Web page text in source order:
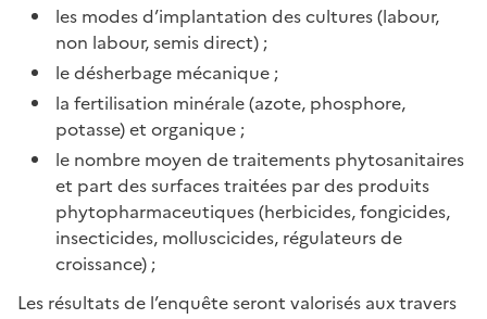
les modes d’implantation des cultures (labour,
non labour, semis direct) ;
le désherbage mécanique ;
la fertilisation minérale (azote, phosphore,
potasse) et organique ;
le nombre moyen de traitements phytosanitaires
et part des surfaces traitées par des produits
phytopharmaceutiques (herbicides, fongicides,
insecticides, molluscicides, régulateurs de
croissance) ;
Les résultats de l’enquête seront valorisés aux travers